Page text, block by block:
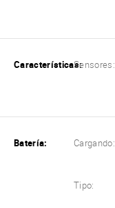
Características:Sensores:
Batería: Cargando:
Tipo: